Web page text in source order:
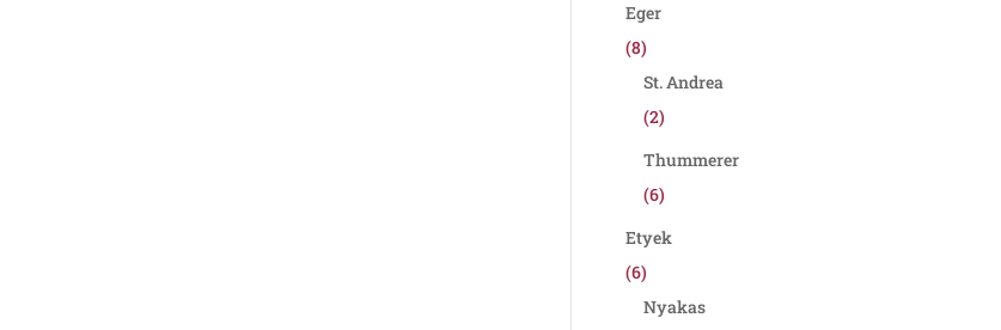
Eger
(8)
St. Andrea
(2)
Thummerer
(6)
Etyek
(6)
Nyakas